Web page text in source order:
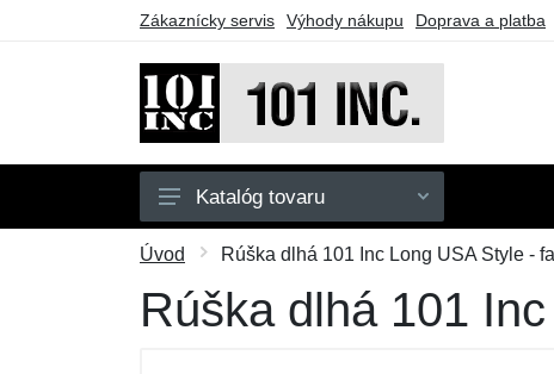
Zákaznícky servis Výhody nákupu Doprava a platba
Pánske
Detské
Katalóg tovaru
Úvod Rúška dlhá 101 Inc Long USA Style -
Rúška dlhá 101